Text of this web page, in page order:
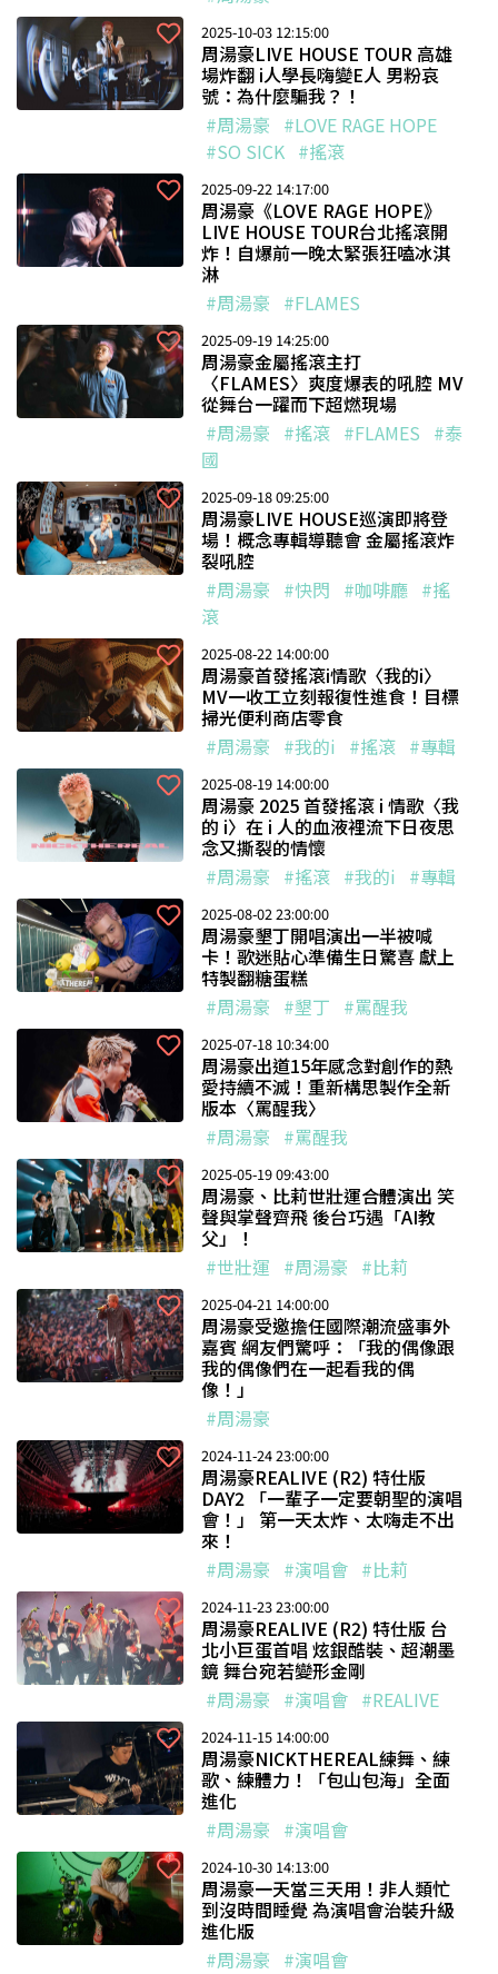
2025-10-03 12:15:00
周湯豪LIVE HOUSE TOUR 高雄
場炸翻 i人學長嗨變E人 男粉哀
號：為什麼騙我？！
#周湯豪 #LOVE RAGE HOPE
#SO SICK #搖滾
2025-09-22 14:17:00
周湯豪《LOVE RAGE HOPE》
LIVE HOUSE TOUR台北搖滾開
炸！自爆前一晚太緊張狂嗑冰淇
淋
#周湯豪 #FLAMES
2025-09-19 14:25:00
周湯豪金屬搖滾主打
〈FLAMES〉爽度爆表的吼腔 MV
從舞台一躍而下超燃現場
#周湯豪 #搖滾 #FLAMES #泰
國
2025-09-18 09:25:00
周湯豪LIVE HOUSE巡演即將登
場！概念專輯導聽會 金屬搖滾炸
裂吼腔
#周湯豪 #快閃 #咖啡廳 #搖
滾
2025-08-22 14:00:00
周湯豪首發搖滾i情歌〈我的i〉
MV一收工立刻報復性進食！目標
掃光便利商店零食
#周湯豪 #我的i #搖滾 #專輯
2025-08-19 14:00:00
周湯豪 2025 首發搖滾 i 情歌〈我
的 i〉在 i 人的血液裡流下日夜思
念又撕裂的情懷
#周湯豪 #搖滾 #我的i #專輯
2025-08-02 23:00:00
周湯豪墾丁開唱演出一半被喊
卡！歌迷貼心準備生日驚喜 獻上
特製翻糖蛋糕
#周湯豪 #墾丁 #罵醒我
2025-07-18 10:34:00
周湯豪出道15年感念對創作的熱
愛持續不滅！重新構思製作全新
版本〈罵醒我〉
#周湯豪 #罵醒我
2025-05-19 09:43:00
周湯豪、比莉世壯運合體演出 笑
聲與掌聲齊飛 後台巧遇「AI教
父」！
#世壯運 #周湯豪 #比莉
2025-04-21 14:00:00
周湯豪受邀擔任國際潮流盛事外
嘉賓 網友們驚呼：「我的偶像跟
我的偶像們在一起看我的偶
像！」
#周湯豪
2024-11-24 23:00:00
周湯豪REALIVE (R2) 特仕版
DAY2 「一輩子一定要朝聖的演唱
會！」 第一天太炸、太嗨走不出
來！
#周湯豪 #演唱會 #比莉
2024-11-23 23:00:00
周湯豪REALIVE (R2) 特仕版 台
北小巨蛋首唱 炫銀酷裝、超潮墨
鏡 舞台宛若變形金剛
#周湯豪 #演唱會 #REALIVE
2024-11-15 14:00:00
周湯豪NICKTHEREAL練舞、練
歌、練體力！「包山包海」全面
進化
#周湯豪 #演唱會
2024-10-30 14:13:00
周湯豪一天當三天用！非人類忙
到沒時間睡覺 為演唱會治裝升級
進化版
#周湯豪 #演唱會